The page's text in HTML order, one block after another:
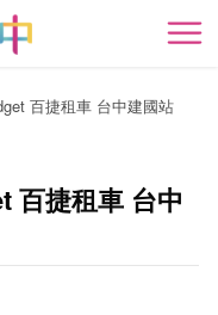
開
百捷租車 台中建國站
百捷租車 台中